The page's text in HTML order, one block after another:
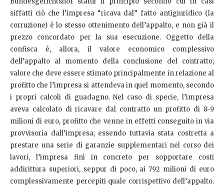
siffatti ciò che l’impresa “ricava dal” fatto antigiuridico (la
corruzione) è lo stesso ottenimento dell’appalto, e non già il
prezzo concordato per la sua esecuzione. Oggetto della
confisca è, allora, il valore economico complessivo
dell’appalto al momento della conclusione del contratto;
valore che deve essere stimato principalmente in relazione al
profitto che l’impresa si attendeva in quel momento, secondo
i propri calcoli di guadagno. Nel caso di specie, l’impresa
aveva calcolato di ricavare dal contratto un profitto di 8-9
milioni di euro, profitto che venne in effetti conseguito in via
provvisoria dall’impresa; essendo tuttavia stata costretta a
prestare una serie di garanzie supplementari nel corso dei
lavori, l’impresa finì in concreto per sopportare costi
addirittura superiori, seppur di poco, ai 792 milioni di euro
complessivamente percepiti quale corrispettivo dell’appalto.